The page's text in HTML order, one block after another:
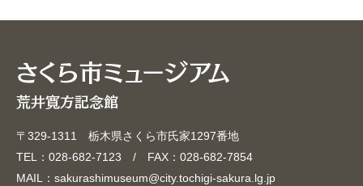
〒329-1311 栃木県さくら市氏家1297番地
TEL：028-682-7123 / FAX：028-682-7854
MAIL：sakurashimuseum@city.tochigi-sakura.lg.jp